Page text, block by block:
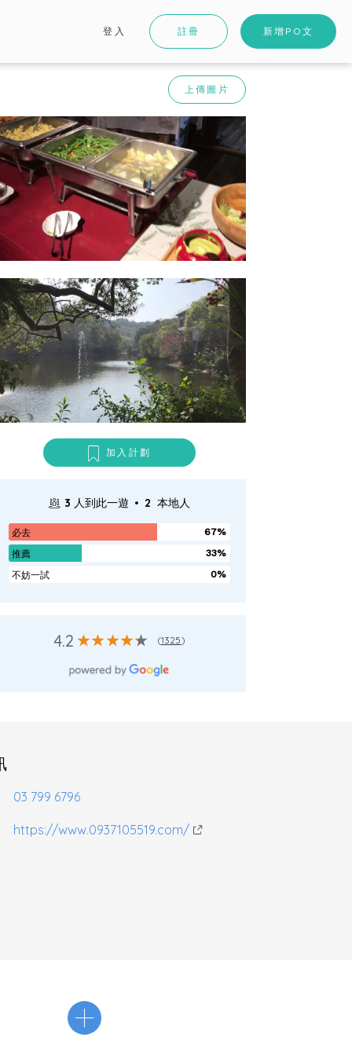
登入 註冊 新增PO文
上傳圖片
加入計劃
3 人到此一遊 . 2 本地人
必去
67%
推薦
33%
不妨一試
0%
4.2 (1325)
03 799 6796
https://www.0937105519.com/